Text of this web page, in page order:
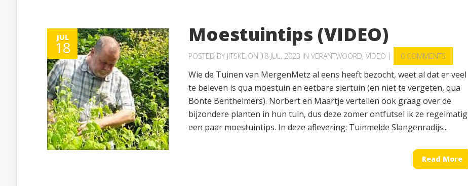
JUL
18
Moestuintips (VIDEO)
POSTED BY JITSKE ON 18 JUL, 2023 IN VERANTWOORD, VIDEO | 0 COMMENTS
Wie de Tuinen van MergenMetz al eens heeft bezocht, weet al dat er veel
te beleven is qua moestuin en eetbare siertuin (en niet te vergeten, qua
Bonte Bentheimers). Norbert en Maartje vertellen ook graag over de
bijzondere planten in hun tuin, dus deze zomer ontfutsel ik ze regelmatig
een paar moestuintips. In deze aflevering: Tuinmelde Slangenradijs...
Read More